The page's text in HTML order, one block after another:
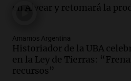
jóvenes muertos y un
Audio.Historiador de la
marcha atrás en la Ley
“Frenamos un saqueo
Amamos Argentina
en Alvear y retomará la
Amamos Argentina
Historiador de la UBA
en la Ley de Tierras:
recursos”